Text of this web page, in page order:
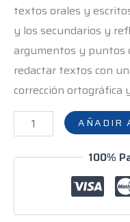
textos orales y
y los secundarios y
argumentos y puntos
redactar textos con
corrección ortográfica
AÑADIR
100%